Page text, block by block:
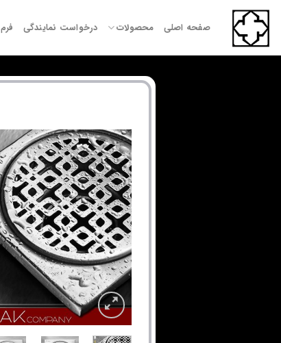
Skip
content
صفحه اصلی محصولات درخواست نمایندگی